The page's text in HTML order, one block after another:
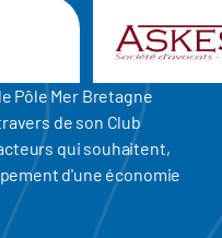
Pôle Mer Bretagne
de son Club
qui souhaitent,
d'une économie